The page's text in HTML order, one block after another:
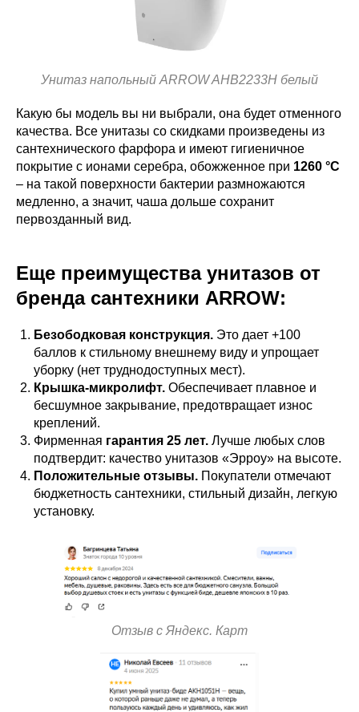
Унитаз напольный ARROW AHB2233H белый
Какую бы модель вы ни выбрали, она будет отменного
качества. Все унитазы со скидками произведены из
сантехнического фарфора и имеют гигиеничное
покрытие с ионами серебра, обожженное при 1260 °C
– на такой поверхности бактерии размножаются
медленно, а значит, чаша дольше сохранит
первозданный вид.
Еще преимущества унитазов от
бренда сантехники ARROW:
Безободковая конструкция. Это дает +100
баллов к стильному внешнему виду и упрощает
уборку (нет труднодоступных мест).
Крышка-микролифт. Обеспечивает плавное и
бесшумное закрывание, предотвращает износ
креплений.
Фирменная гарантия 25 лет. Лучше любых слов
подтвердит: качество унитазов «Эрроу» на высоте.
Положительные отзывы. Покупатели отмечают
бюджетность сантехники, стильный дизайн, легкую
установку.
Отзыв с Яндекс. Карт